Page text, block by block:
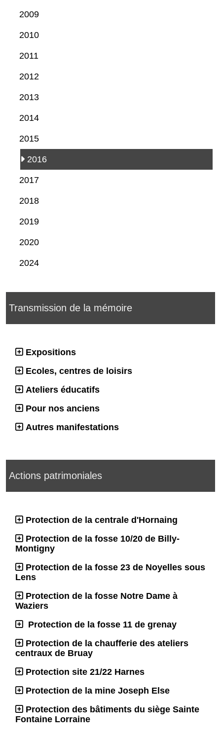
2009
2010
2011
2012
2013
2014
2015
2016
2017
2018
2019
2020
2024
Transmission de la mémoire
Expositions
Ecoles, centres de loisirs
Ateliers éducatifs
Pour nos anciens
Autres manifestations
Actions patrimoniales
Protection de la centrale d'Hornaing
Protection de la fosse 10/20 de Billy-
Montigny
Protection de la fosse 23 de Noyelles sous
Lens
Protection de la fosse Notre Dame à
Waziers
Protection de la fosse 11 de grenay
Protection de la chaufferie des ateliers
centraux de Bruay
Protection site 21/22 Harnes
Protection de la mine Joseph Else
Protection des bâtiments du siège Sainte
Fontaine Lorraine